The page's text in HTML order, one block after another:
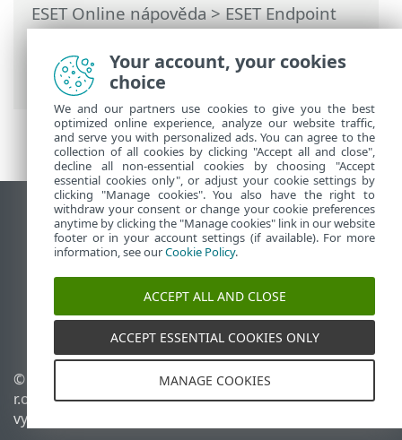
ESET Online nápověda>ESET Endpoint
Security>Rozšířená nastavení>
Uživatelské rozhraní> Prvky
uživatelského rozhraní
Zobrazit verzi pro počítač
End of Life
ESET Databáze znalostí
ESET Forum
ESET Status Portal
Regionální podpora
© 1992 - 2026 ESET, spol. s
r.o. - Všechna práva
vyhrazena.
Spravovat cookies
Zásady používání souborů
Your account, your cookies
choice
We and our partners use cookies to give you the best
optimized online experience, analyze our website traffic,
and serve you with personalized ads. You can agree to the
collection of all cookies by clicking "Accept all and close",
decline all non-essential cookies by choosing "Accept
essential cookies only", or adjust your cookie settings by
clicking "Manage cookies". You also have the right to
withdraw your consent or change your cookie preferences
anytime by clicking the "Manage cookies" link in our website
footer or in your account settings (if available). For more
information, see ourCookie Policy.
ACCEPT ALL AND CLOSE
ACCEPT ESSENTIAL COOKIES ONLY
MANAGE COOKIES